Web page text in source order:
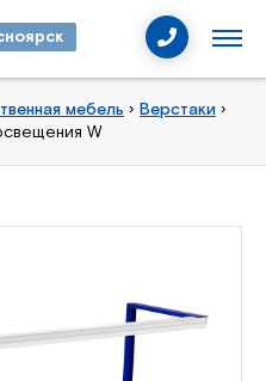
мебель › Верстаки ›
W